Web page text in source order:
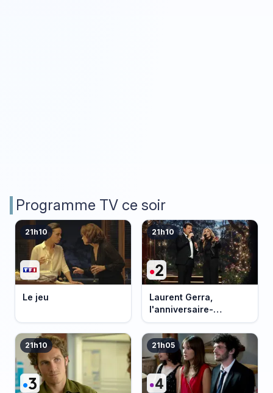
Programme TV ce soir
21h10
Le jeu
21h10
Laurent Gerra,
l'anniversaire-
événement
21h10 21h05